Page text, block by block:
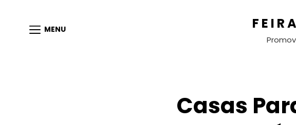
MENU
Casas